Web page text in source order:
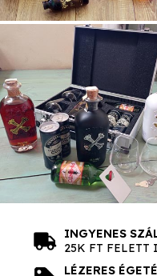
INGYENES
25K FT FELETT
LÉZERES